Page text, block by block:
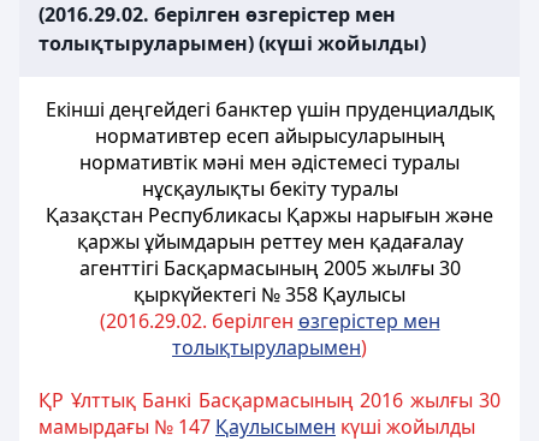
(2016.29.02. берілген өзгерістер мен
толықтыруларымен) (күші жойылды)
Екiншi деңгейдегi банктер үшiн пруденциалдық
нормативтер есеп айырысуларының
нормативтiк мәнi мен әдiстемесi туралы
нұсқаулықты бекіту туралы
Қазақстан Республикасы Қаржы нарығын және
қаржы ұйымдарын реттеу мен қадағалау
агенттігі Басқармасының 2005 жылғы 30
қыркүйектегі № 358 Қаулысы
(2016.29.02. берілген өзгерістер мен
толықтыруларымен)
ҚР Ұлттық Банкі Басқармасының 2016 жылғы 30
мамырдағы № 147 Қаулысымен күші жойылды